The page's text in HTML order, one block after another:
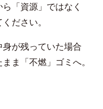
「資源」ではなく
ださい。
が残っていた場合
ま「不燃」ゴミへ。